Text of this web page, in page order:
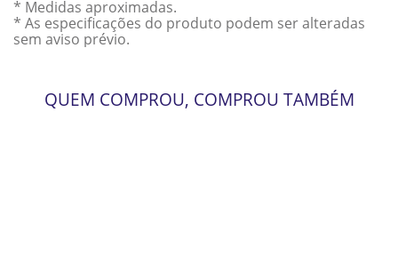
* Medidas aproximadas.
* As especificações do produto podem ser alteradas
sem aviso prévio.
QUEM COMPROU, COMPROU TAMBÉM